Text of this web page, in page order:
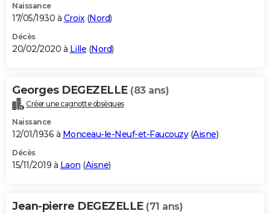
Naissance
17/05/1930 à Croix (Nord)
Décès
20/02/2020 à Lille (Nord)
Georges DEGEZELLE (83 ans)
Créer une cagnotte obsèques
Naissance
12/01/1936 à Monceau-le-Neuf-et-Faucouzy(Aisne)
Décès
15/11/2019 à Laon (Aisne)
Jean-pierre DEGEZELLE (71 ans)